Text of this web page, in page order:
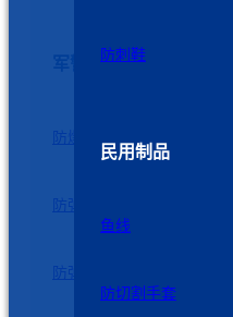
防刺鞋
民用制品
鱼线
防切割手套
军警防护
防爆罐
防弹装甲
防弹插板